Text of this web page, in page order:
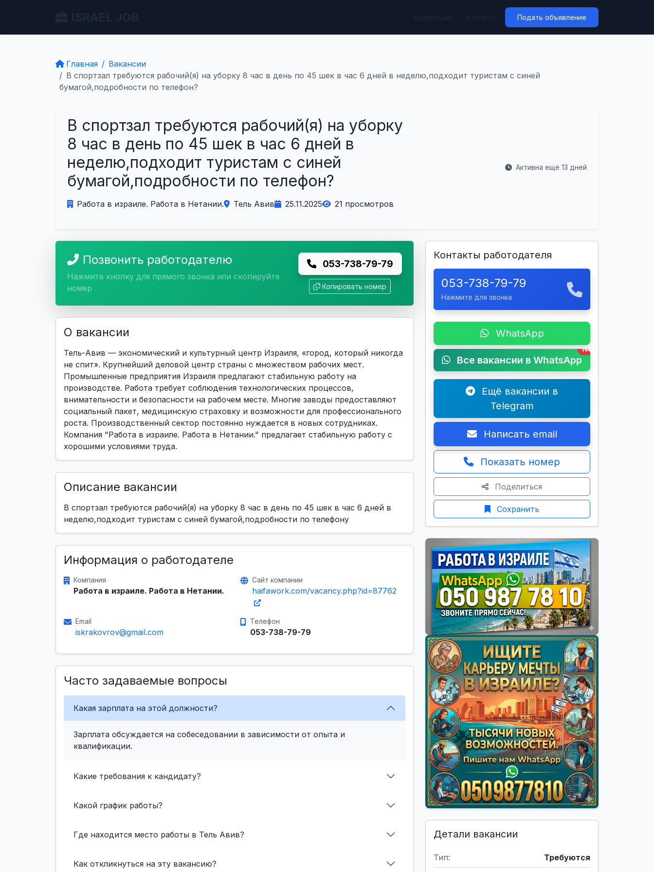
Подать объявление
Главная
Вакансии
В спортзал требуются рабочий(я) на уборку 8 час в день по 45 шек в час 6 дней в неделю,подходит туристам с синей
бумагой,подробности по телефон?
В спортзал требуются рабочий(я) на уборку
8 час в день по 45 шек в час 6 дней в
неделю,подходит туристам с синей
бумагой,подробности по телефон?
Работа в израиле. Работа в Нетании. Тель Авив 25.11.2025 21 просмотров
Активна ещё 13 дней
Позвонить работодателю
Нажмите кнопку для прямого звонка или скопируйте
номер
053-738-79-79
Копировать номер
О вакансии
Тель-Авив — экономический и культурный центр Израиля, «город, который никогда
не спит». Крупнейший деловой центр страны с множеством рабочих мест.
Промышленные предприятия Израиля предлагают стабильную работу на
производстве. Работа требует соблюдения технологических процессов,
внимательности и безопасности на рабочем месте. Многие заводы предоставляют
социальный пакет, медицинскую страховку и возможности для профессионального
роста. Производственный сектор постоянно нуждается в новых сотрудниках.
Компания "Работа в израиле. Работа в Нетании." предлагает стабильную работу с
хорошими условиями труда.
Описание вакансии
В спортзал требуются рабочий(я) на уборку 8 час в день по 45 шек в час 6 дней в
неделю,подходит туристам с синей бумагой,подробности по телефону
Информация о работодателе
Компания
Работа в израиле. Работа в Нетании.
Сайт компании
haifawork.com/vacancy.php?id=87762
Email
iskrakovrov@gmail.com
Телефон
053-738-79-79
Часто задаваемые вопросы
Какая зарплата на этой должности?
Зарплата обсуждается на собеседовании в зависимости от опыта и
квалификации.
Какие требования к кандидату?
Какой график работы?
Где находится место работы в Тель Авив?
Как откликнуться на эту вакансию?
Контакты работодателя
053-738-79-79
Нажмите для звонка
WhatsApp
Все вакансии в WhatsApp
New
Ещё вакансии в
Telegram
Написать email
Показать номер
Поделиться
Сохранить
Детали вакансии
Тип: Требуются